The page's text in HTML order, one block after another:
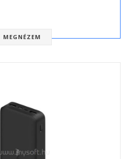
MEGNÉZEM